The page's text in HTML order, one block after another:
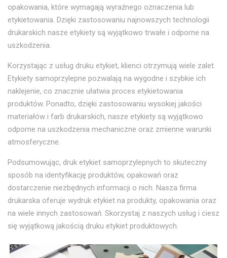
opakowania, które wymagają wyraźnego oznaczenia lub
etykietowania. Dzięki zastosowaniu najnowszych technologii
drukarskich nasze etykiety są wyjątkowo trwałe i odporne na
uszkodzenia.
Korzystając z usług druku etykiet, klienci otrzymują wiele zalet.
Etykiety samoprzylepne pozwalają na wygodne i szybkie ich
naklejenie, co znacznie ułatwia proces etykietowania
produktów. Ponadto, dzięki zastosowaniu wysokiej jakości
materiałów i farb drukarskich, nasze etykiety są wyjątkowo
odporne na uszkodzenia mechaniczne oraz zmienne warunki
atmosferyczne.
Podsumowując, druk etykiet samoprzylepnych to skuteczny
sposób na identyfikację produktów, opakowań oraz
dostarczenie niezbędnych informacji o nich. Nasza firma
drukarska oferuje wydruk etykiet na produkty, opakowania oraz
na wiele innych zastosowań. Skorzystaj z naszych usług i ciesz
się wyjątkową jakością druku etykiet produktowych.